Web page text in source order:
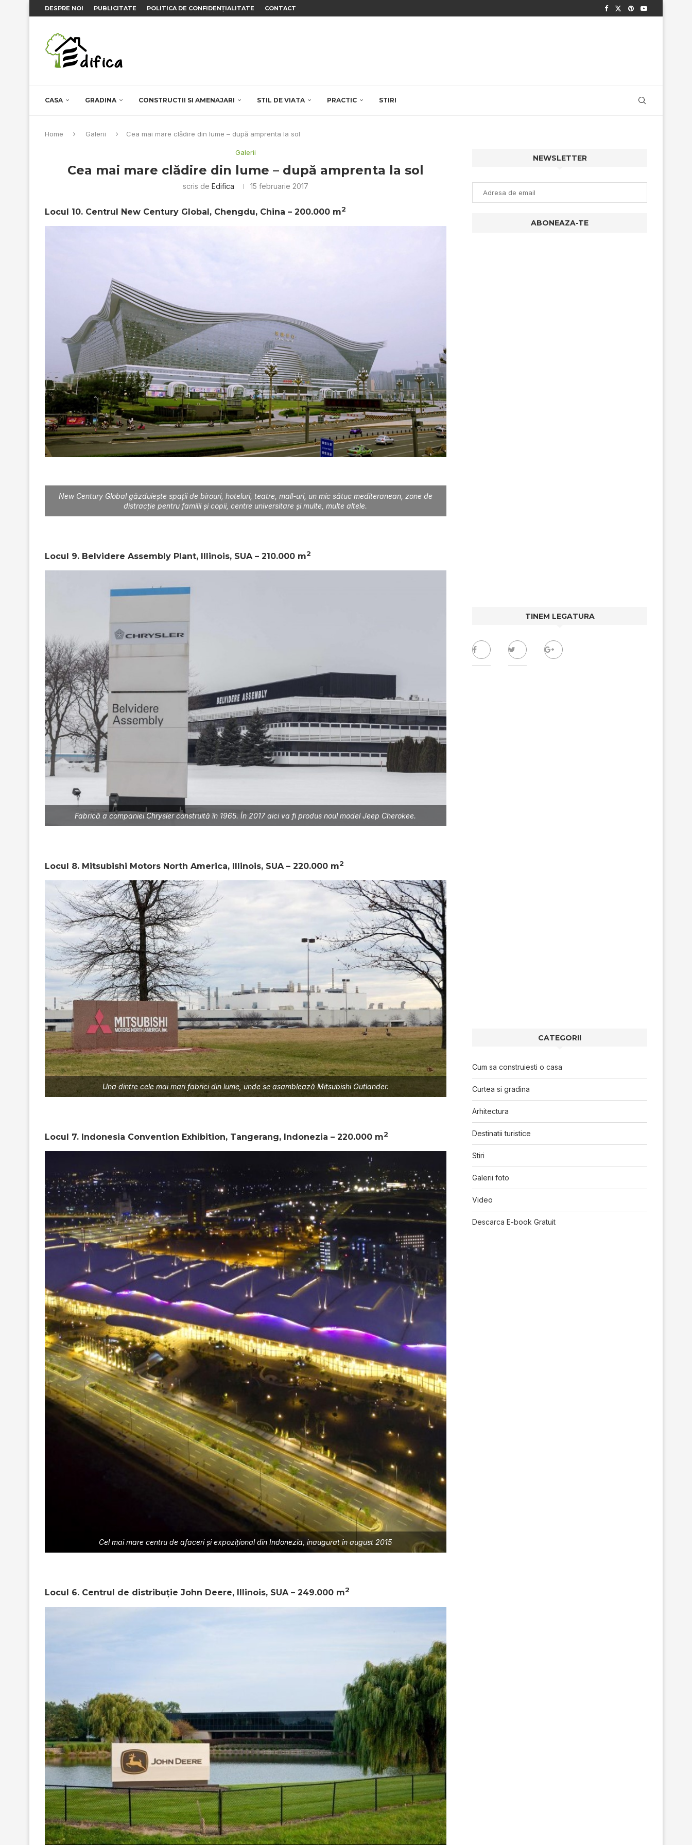
DESPRE NOI PUBLICITATE POLITICA DE CONFIDENȚIALITATE CONTACT
CASA GRADINA CONSTRUCTII SI AMENAJARI STIL DE VIATA PRACTIC STIRI
Home Galerii Cea mai mare clădire din lume – după amprenta la sol
Galerii
Cea mai mare clădire din lume – după amprenta la sol
scris de Edifica 15 februarie 2017
Locul 10. Centrul New Century Global, Chengdu, China – 200.000 m2
New Century Global găzduiește spații de birouri, hoteluri, teatre, mall-uri, un mic sătuc mediteranean, zone de
distracție pentru familii și copii, centre universitare și multe, multe altele.
Locul 9. Belvidere Assembly Plant, Illinois, SUA – 210.000 m2
Fabrică a companiei Chrysler construită în 1965. În 2017 aici va fi produs noul model Jeep Cherokee.
Locul 8. Mitsubishi Motors North America, Illinois, SUA – 220.000 m2
Una dintre cele mai mari fabrici din lume, unde se asamblează Mitsubishi Outlander.
Locul 7. Indonesia Convention Exhibition, Tangerang, Indonezia – 220.000 m2
Cel mai mare centru de afaceri şi expoziţional din Indonezia, inaugurat în august 2015
Locul 6. Centrul de distribuție John Deere, Illinois, SUA – 249.000 m2
NEWSLETTER
TINEM LEGATURA
CATEGORII
Cum sa construiesti o casa
Curtea si gradina
Arhitectura
Destinatii turistice
Stiri
Galerii foto
Video
Descarca E-book Gratuit